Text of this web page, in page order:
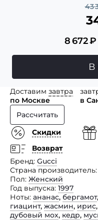
43
8 672₽
В
Доставим завтра
по Москве
в
Рассчитать
Скидки
Возврат
Бренд Gucci
Страна производитель
Пол Женский
Год выпуска 1997
Ноты ананас, бергамот,
гиацинт, жасмин, ирис,
дубовый мох, кедр,